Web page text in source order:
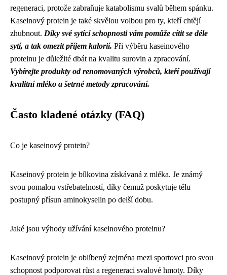
regeneraci, protože zabraňuje katabolismu svalů během spánku.
Kaseinový protein je také skvělou volbou pro ty, kteří chtějí
zhubnout. Díky své sytící schopnosti vám pomůže cítit se déle
sytí, a tak omezit příjem kalorií. Při výběru kaseinového
proteinu je důležité dbát na kvalitu surovin a zpracování.
Vybírejte produkty od renomovaných výrobců, kteří používají
kvalitní mléko a šetrné metody zpracování.
Často kladené otázky (FAQ)
Co je kaseinový protein?
Kaseinový protein je bílkovina získávaná z mléka. Je známý
svou pomalou vstřebatelností, díky čemuž poskytuje tělu
postupný přísun aminokyselin po delší dobu.
Jaké jsou výhody užívání kaseinového proteinu?
Kaseinový protein je oblíbený zejména mezi sportovci pro svou
schopnost podporovat růst a regeneraci svalové hmoty. Díky